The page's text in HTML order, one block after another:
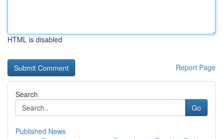
HTML is disabled
Report Page
Search
Go
Published News